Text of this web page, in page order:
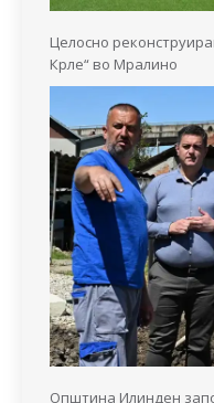
Целосно
Крле“ во Мралино
Општина Илинден